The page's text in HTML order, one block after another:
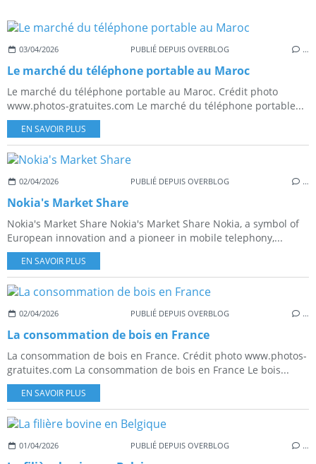
03/04/2026 PUBLIÉ DEPUIS OVERBLOG …
Le marché du téléphone portable au Maroc
Le marché du téléphone portable au Maroc. Crédit photo
www.photos-gratuites.com Le marché du téléphone portable...
EN SAVOIR PLUS
02/04/2026 PUBLIÉ DEPUIS OVERBLOG …
Nokia's Market Share
Nokia's Market Share Nokia's Market Share Nokia, a symbol of
European innovation and a pioneer in mobile telephony,...
EN SAVOIR PLUS
02/04/2026 PUBLIÉ DEPUIS OVERBLOG …
La consommation de bois en France
La consommation de bois en France. Crédit photo www.photos-
gratuites.com La consommation de bois en France Le bois...
EN SAVOIR PLUS
01/04/2026 PUBLIÉ DEPUIS OVERBLOG …